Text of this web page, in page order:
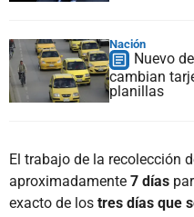
Nación
Nuevo
cambian
planillas
El trabajo de la recolección
aproximadamente 7 días
exacto de los tres días que